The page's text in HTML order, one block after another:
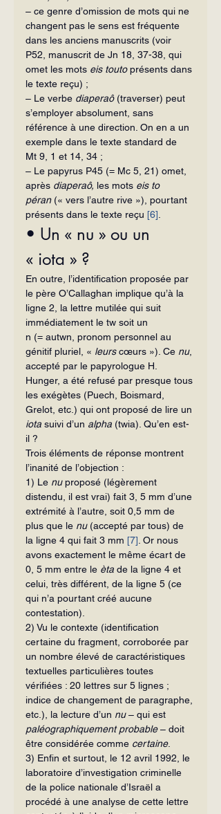
– ce genre d’omission de mots qui ne
changent pas le sens est fréquente
dans les anciens manuscrits (voir
P52, manuscrit de Jn 18, 37-38, qui
omet les mots eis touto présents dans
le texte reçu) ;
– Le verbe diaperaô (traverser) peut
s’employer absolument, sans
référence à une direction. On en a un
exemple dans le texte standard de
Mt 9, 1 et 14, 34 ;
– Le papyrus P45 (= Mc 5, 21) omet,
après diaperaô, les mots eis to
péran (« vers l’autre rive »), pourtant
présents dans le texte reçu [6]
• Un « nu » ou un
« iota » ?
En outre, l’identification proposée par
le père O’Callaghan implique qu’à la
ligne 2, la lettre mutilée qui suit
immédiatement le tw soit un
n (= autwn, pronom personnel au
génitif pluriel, « leurs cœurs »). Ce nu,
accepté par le papyrologue H.
Hunger, a été refusé par presque tous
les exégètes (Puech, Boismard,
Grelot, etc.) qui ont proposé de lire un
iota suivi d’un alpha (twia). Qu’en est-
il ?
Trois éléments de réponse montrent
l’inanité de l’objection :
1) Le nu proposé (légèrement
distendu, il est vrai) fait 3, 5 mm d’une
extrémité à l’autre, soit 0,5 mm de
plus que le nu (accepté par tous) de
la ligne 4 qui fait 3 mm [7] . Or nous
avons exactement le même écart de
0, 5 mm entre le èta de la ligne 4 et
celui, très différent, de la ligne 5 (ce
qui n’a pourtant créé aucune
contestation).
2) Vu le contexte (identification
certaine du fragment, corroborée par
un nombre élevé de caractéristiques
textuelles particulières toutes
vérifiées : 20 lettres sur 5 lignes ;
indice de changement de paragraphe,
etc.), la lecture d’un nu – qui est
paléographiquement probable – doit
être considérée comme certaine.
3) Enfin et surtout, le 12 avril 1992, le
laboratoire d’investigation criminelle
de la police nationale d’Israël a
procédé à une analyse de cette lettre